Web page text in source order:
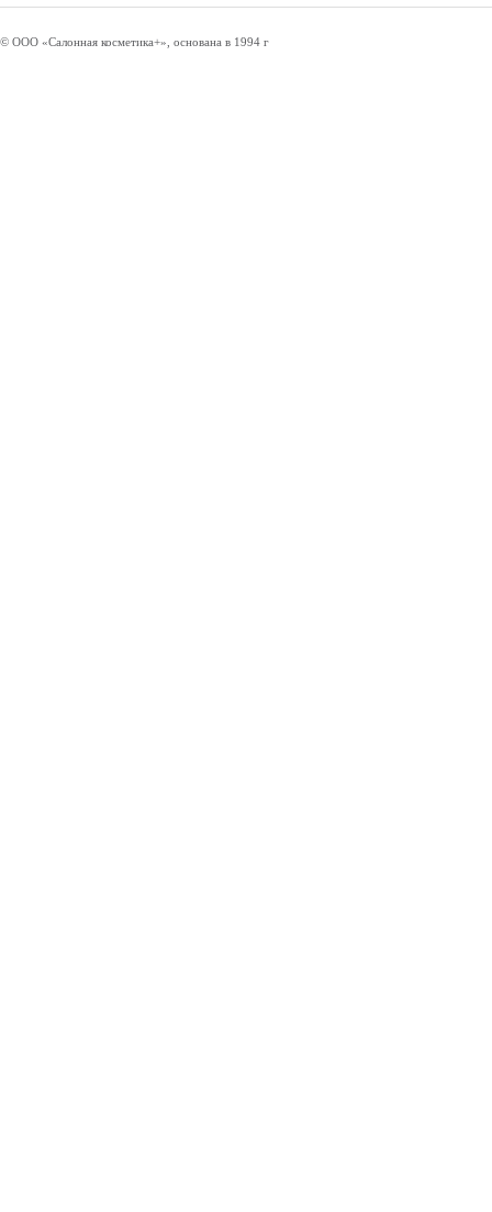
© ООО «Салонная косметика+», основана в 1994 г